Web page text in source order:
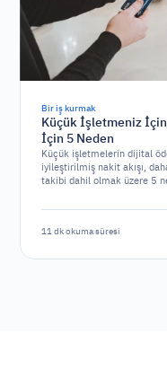
Bir iş kurmak
Küçük İşletmeniz
İçin 5 Neden
Küçük işletmelerin dijital
iyileştirilmiş nakit akışı,
takibi dahil olmak üzere 5
11 dk okuma süresi